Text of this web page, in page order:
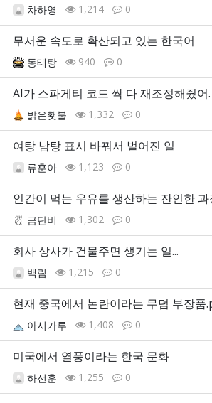
차하영 1,214 0
무서운 속도로 확산되고 있는 한국어
동태탕 940 0
AI가 스파게티 코드 싹 다 재조정해줬어.
밝은횃불 1,332 0
여탕 남탕 표시 바꿔서 벌어진 일
류훈아 1,123 0
인간이 먹는 우유를 생산하는 잔인한 과
금단비 1,302 0
회사 상사가 건물주면 생기는 일...
백림 1,215 0
현재 중국에서 논란이라는 무덤 부장품
아시가루 1,408 0
미국에서 열풍이라는 한국 문화
하선훈 1,255 0